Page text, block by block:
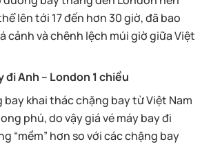
lên tới 17 đến hơn 30 giờ, đã bao
cảnh và chênh lệch múi giờ giữa Việt
đi Anh – London 1 chiều
bay khai thác chặng bay từ Việt Nam
phú, do vậy giá vé máy bay đi
“mềm” hơn so với các chặng bay